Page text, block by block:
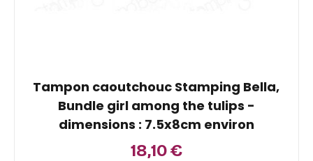
Tampon caoutchouc Stamping Bella,
Bundle girl among the tulips -
dimensions : 7.5x8cm environ
18,10€